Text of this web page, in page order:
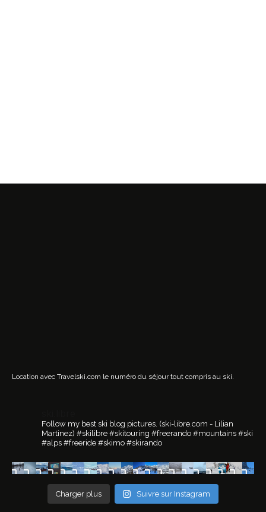
Location avec Travelski.com le numéro du séjour tout compris au ski.
Follow my best ski blog pictures. (ski-libre.com - Lilian
Martinez) #skilibre #skitouring #freerando #mountains #ski
#alps #freeride #skimo #skirando
Charger plus Suivre sur Instagram